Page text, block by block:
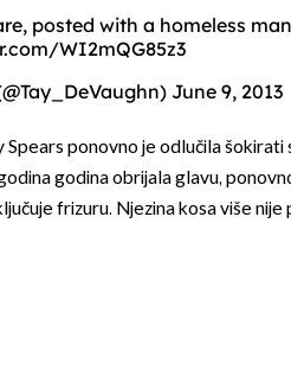
posted with a homeless
WI2mQG85z3
June 9, 2013
Spears ponovno je odlučila
godina obrijala glavu,
frizuru. Njezina kosa više nije